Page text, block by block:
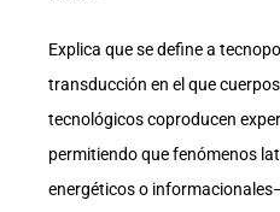
Explica que se define a
transducción en el que
tecnológicos coproducen
permitiendo que fenómenos
energéticos o